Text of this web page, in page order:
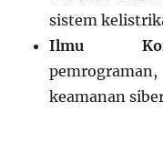
sistem
Ilmu
keamanan